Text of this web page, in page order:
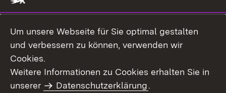
Um unsere Webseite für Sie optimal gestalten
und verbessern zu können, verwenden wir
Cookies.
Weitere Informationen zu Cookies erhalten Sie in
unserer
Datenschutzerklärung.